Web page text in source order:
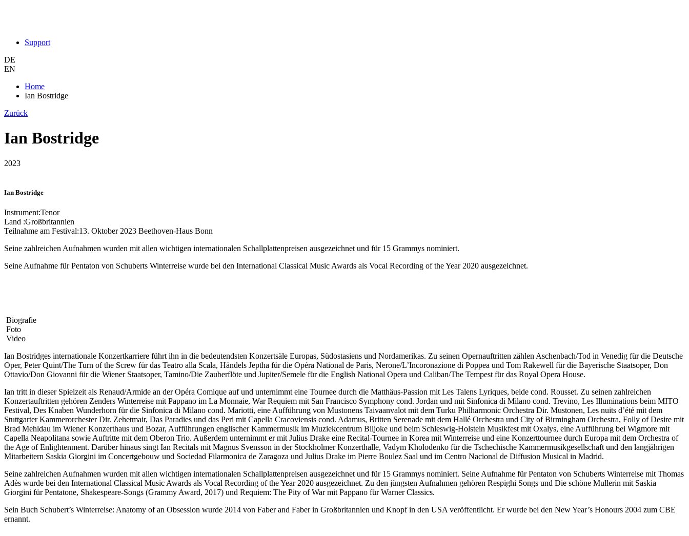
Support
DE
EN
Home
Ian Bostridge
Zurück
Ian Bostridge
2023
Ian Bostridge
Instrument:Tenor
Land :Großbritannien
Teilnahme am Festival:13. Oktober 2023 Beethoven-Haus Bonn
Seine zahlreichen Aufnahmen wurden mit allen wichtigen internationalen Schallplattenpreisen ausgezeichnet und für 15 Grammys nominiert.
Seine Aufnahme für Pentaton von Schuberts Winterreise wurde bei den International Classical Music Awards als Vocal Recording of the Year 2020 ausgezeichnet.
Biografie
Foto
Video
Ian Bostridges internationale Konzertkarriere führt ihn in die bedeutendsten Konzertsäle Europas, Südostasiens und Nordamerikas. Zu seinen Opernauftritten zählen Aschenbach/Tod in Venedig für die Deutsche
Oper, Peter Quint/The Turn of the Screw für das Teatro alla Scala, Händels Jeptha für die Opéra National de Paris, Nerone/L’Incoronazione di Poppea und Tom Rakewell für die Bayerische Staatsoper, Don
Ottavio/Don Giovanni für die Wiener Staatsoper, Tamino/Die Zauberflöte und Jupiter/Semele für die English National Opera und Caliban/The Tempest für das Royal Opera House.
Ian tritt in dieser Spielzeit als Renaud/Armide an der Opéra Comique auf und unternimmt eine Tournee durch die Matthäus-Passion mit Les Talens Lyriques, beide cond. Rousset. Zu seinen zahlreichen
Konzertauftritten gehören Zenders Winterreise mit Pappano im La Monnaie, War Requiem mit San Francisco Symphony cond. Jordan und mit Sinfonica di Milano cond. Trevino, Les Illuminations beim MITO
Festival, Des Knaben Wunderhorn für die Sinfonica di Milano cond. Mariotti, eine Aufführung von Mustonens Taivaanvalot mit dem Turku Philharmonic Orchestra Dir. Mustonen, Les nuits d’été mit dem
Stuttgarter Kammerorchester Dir. Zehetmair, Das Paradies und das Peri mit Capella Cracoviensis cond. Adamus, Britten Serenade mit dem Hallé Orchestra und City of Birmingham Orchestra, Folly of Desire mit
Brad Mehldau im Wiener Konzerthaus und Bozar, Aufführungen englischer Kammermusik im Muziekcentrum Biljoke und beim Schleswig-Holstein Musikfest mit Oxalys, eine Aufführung bei Wigmore mit
Capella Neapolitana sowie Auftritte mit dem Oberon Trio. Außerdem unternimmt er mit Julius Drake eine Recital-Tournee in Korea mit Winterreise und eine Konzerttournee durch Europa mit dem Orchestra of
the Age of Enlightenment. Darüber hinaus singt Ian Recitals mit Magnus Svensson in der Stockholmer Konzerthalle, Vadym Kholodenko für die Tschechische Kammermusikgesellschaft und den langjährigen
Mitarbeitern Saskia Giorgini im Concertgebouw und Sociedad Filarmonica de Zaragoza und Julius Drake im Pierre Boulez Saal und im Centro Nacional de Diffusion Musical in Madrid.
Seine zahlreichen Aufnahmen wurden mit allen wichtigen internationalen Schallplattenpreisen ausgezeichnet und für 15 Grammys nominiert. Seine Aufnahme für Pentaton von Schuberts Winterreise mit Thomas
Adès wurde bei den International Classical Music Awards als Vocal Recording of the Year 2020 ausgezeichnet. Zu den jüngsten Aufnahmen gehören Respighi Songs und Die schöne Mullerin mit Saskia
Giorgini für Pentatone, Shakespeare-Songs (Grammy Award, 2017) und Requiem: The Pity of War mit Pappano für Warner Classics.
Sein Buch Schubert’s Winterreise: Anatomy of an Obsession wurde 2014 von Faber and Faber in Großbritannien und Knopf in den USA veröffentlicht. Er wurde bei den New Year’s Honours 2004 zum CBE
ernannt.